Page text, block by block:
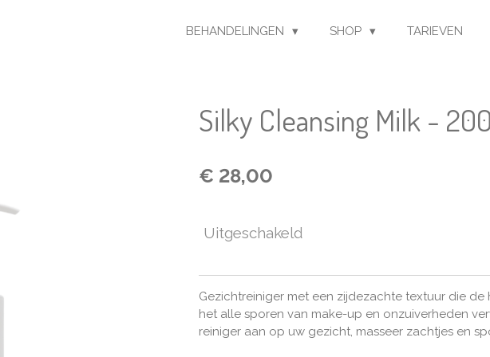
BEHANDELINGEN SHOP TARIEVEN
Silky Cleansing Milk -
€ 28,00
Uitgeschakeld
Gezichtreiniger met een zijdezachte textuur die
het alle sporen van make-up en onzuiverheden
reiniger aan op uw gezicht, masseer zachtjes en